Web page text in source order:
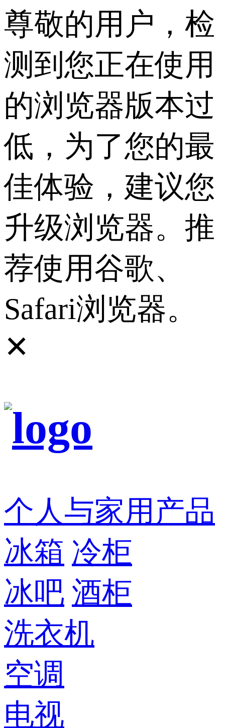
尊敬的用户，检
测到您正在使用
的浏览器版本过
低，为了您的最
佳体验，建议您
升级浏览器。推
荐使用谷歌、
Safari浏览器。
✕
个人与家用产品
冰箱 冷柜
冰吧 酒柜
洗衣机
空调
电视